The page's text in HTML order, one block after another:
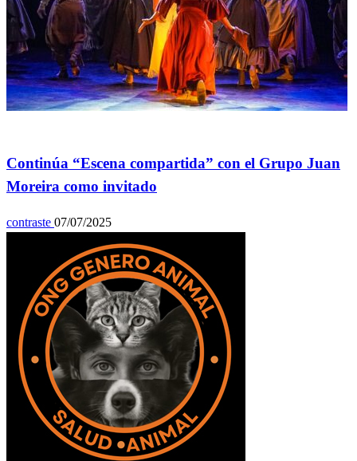
Continúa “Escena compartida” con el Grupo Juan
Moreira como invitado
contraste 07/07/2025